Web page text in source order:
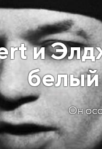
и
Он